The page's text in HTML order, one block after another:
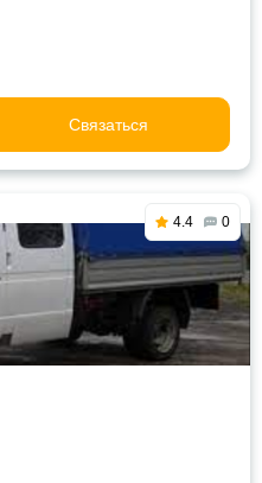
Связаться
4.4 0